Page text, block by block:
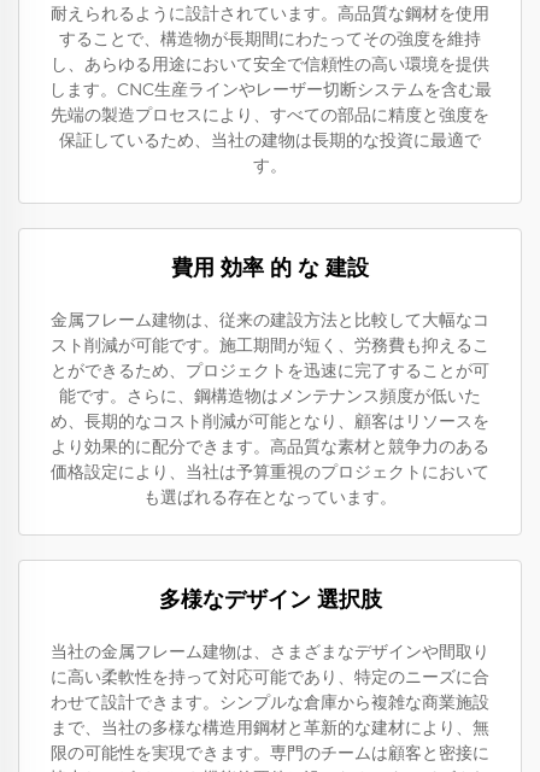
耐えられるように設計されています。高品質な鋼材を使用
することで、構造物が長期間にわたってその強度を維持
し、あらゆる用途において安全で信頼性の高い環境を提供
します。CNC生産ラインやレーザー切断システムを含む最
先端の製造プロセスにより、すべての部品に精度と強度を
保証しているため、当社の建物は長期的な投資に最適で
す。
費用 効率 的 な 建設
金属フレーム建物は、従来の建設方法と比較して大幅なコ
スト削減が可能です。施工期間が短く、労務費も抑えるこ
とができるため、プロジェクトを迅速に完了することが可
能です。さらに、鋼構造物はメンテナンス頻度が低いた
め、長期的なコスト削減が可能となり、顧客はリソースを
より効果的に配分できます。高品質な素材と競争力のある
価格設定により、当社は予算重視のプロジェクトにおいて
も選ばれる存在となっています。
多様なデザイン 選択肢
当社の金属フレーム建物は、さまざまなデザインや間取り
に高い柔軟性を持って対応可能であり、特定のニーズに合
わせて設計できます。シンプルな倉庫から複雑な商業施設
まで、当社の多様な構造用鋼材と革新的な建材により、無
限の可能性を実現できます。専門のチームは顧客と密接に